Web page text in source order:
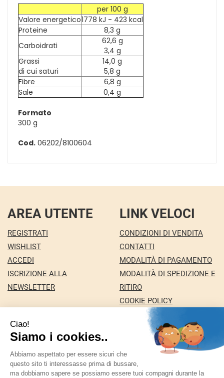
per 100 g
Valore energetico1778 kJ - 423 kcal
Proteine
8,3 g
Carboidrati
62,6 g
3,4 g
Grassi
di cui saturi
14,0 g
5,8 g
Fibre
6,8 g
Sale
0,4 g
Formato
300 g
Cod. 06202/8100604
AREA UTENTE
REGISTRATI
WISHLIST
ACCEDI
ISCRIZIONE ALLA
NEWSLETTER
LINK VELOCI
CONDIZIONI DI VENDITA
CONTATTI
MODALITÀ DI PAGAMENTO
MODALITÀ DI SPEDIZIONE E
RITIRO
COOKIE POLICY
INFORMATIVA PRIVACY
Farmacia Nuova snc dei Dottori Marco e
Giuseppina Fortini - Via Italia 72 24068 Seriate (BG)